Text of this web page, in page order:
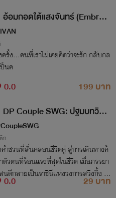
อ้อมกอดใต้แสงจันทร์ (Embrac
Moonlight) เล่มที
รั้ง...คนที่เราไม่เคยคิดว่าจะรัก กลับกล
นค
0.0
199 บาท
DP Couple SWG: ปฐมบทวิถีแ
ก, สวิงกิ้งและการปลดปล่อยทาง
[NC 25+]
ก
คำชวนที่สั่นคลอนชีวิตคู่ สู่การเดินทางค้
ตัวตนที่ร้อนแรงที่สุดในชีวิต เมื่อภรรยา
นดีกลายเป็นราชินีแห่งวงการสวิงกิ้ง นี่
ทบันทึกแห่งรัก การยอมจำนน และการ
0.0
29 บาท